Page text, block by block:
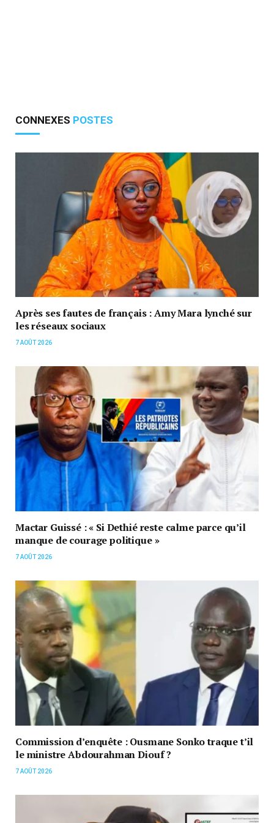
CONNEXES POSTES
Après ses fautes de français : Amy Mara lynché sur
les réseaux sociaux
7 AOÛT 2026
Mactar Guissé : « Si Dethié reste calme parce qu’il
manque de courage politique »
7 AOÛT 2026
Commission d’enquête : Ousmane Sonko traque t’il
le ministre Abdourahman Diouf ?
7 AOÛT 2026